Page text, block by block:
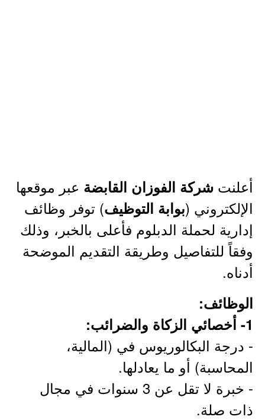
أعلنت شركة الفوزان القابضة عبر موقعها
الإلكتروني (بوابة التوظيف) توفر وظائف
إدارية لحملة الدبلوم فأعلى بالخبر، وذلك
وفقاً للتفاصيل وطريقة التقديم الموضحة
أدناه.
الوظائف:
1- أخصائي الزكاة والضرائب:
- درجة البكالوريوس في (المالية،
المحاسبة) أو ما يعادلها.
- خبرة لا تقل عن 3 سنوات في مجال
ذات صلة.